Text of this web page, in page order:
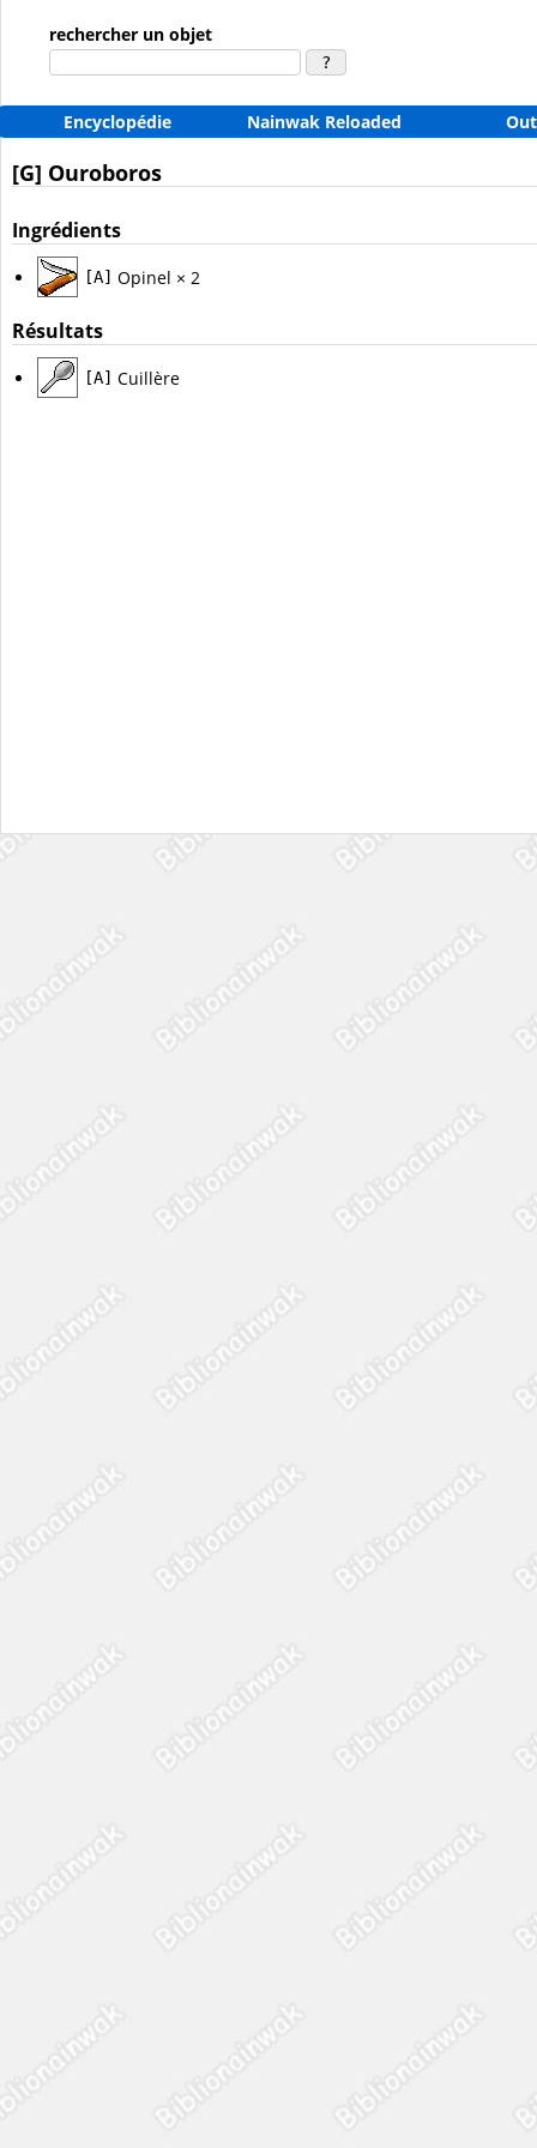
rechercher un objet
Encyclopédie Nainwak Reloaded
[G] Ouroboros
Ingrédients
[A] Opinel × 2
Résultats
[A] Cuillère